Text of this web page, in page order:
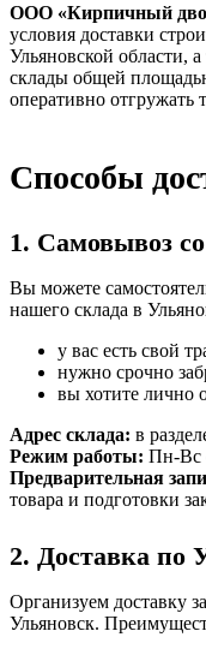
ООО «Кирпичный
условия доставки
Ульяновской области,
склады общей
оперативно отгружать
Способы
1. Самовывоз
Вы можете
нашего склада в
у вас есть свой
нужно срочно
вы хотите лично
Адрес склада: в
Режим работы: Пн-Вс
Предварительная
товара и подготовки
2. Доставка по
Организуем доставку
Ульяновск.